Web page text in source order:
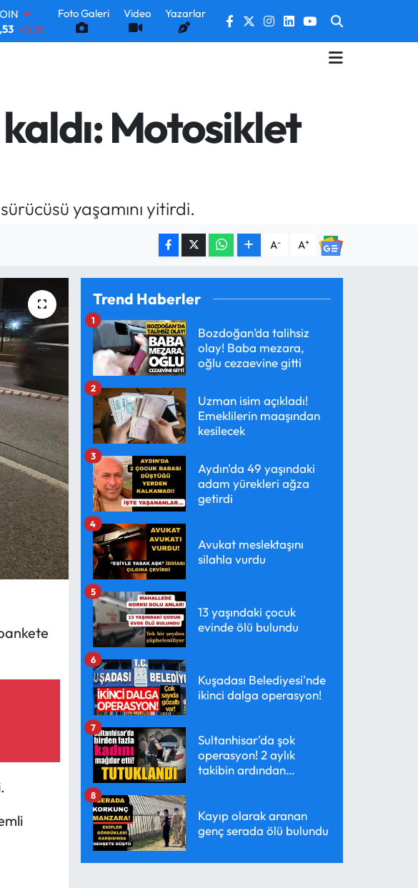
-0.76
1.44
Foto Galeri Video Yazarlar
Motosiklet
yaşamını yitirdi.
A- A+
Trend Haberler
Bozdoğan’da talihsiz
olay! Baba mezara,
oğlu cezaevine gitti
1
Uzman isim açıkladı!
Emeklilerin maaşından
kesilecek
2
Aydın'da 49 yaşındaki
adam yürekleri ağza
getirdi
3
Avukat meslektaşını
silahla vurdu
4
13 yaşındaki çocuk
evinde ölü bulundu
5
Kuşadası Belediyesi'nde
ikinci dalga operasyon!
6
Sultanhisar'da şok
operasyon! 2 aylık
takibin ardından
7
Kayıp olarak aranan
genç serada ölü bulundu
8